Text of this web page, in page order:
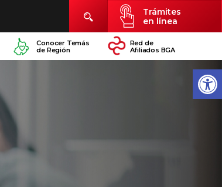
Trámites
en línea
Conocer Temás
de Región
Red de
Afiliados BGA